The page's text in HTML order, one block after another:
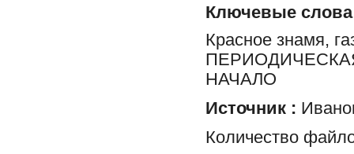
Ключевые слова
Красное знамя,
НАЧАЛО
Источник :
Количество